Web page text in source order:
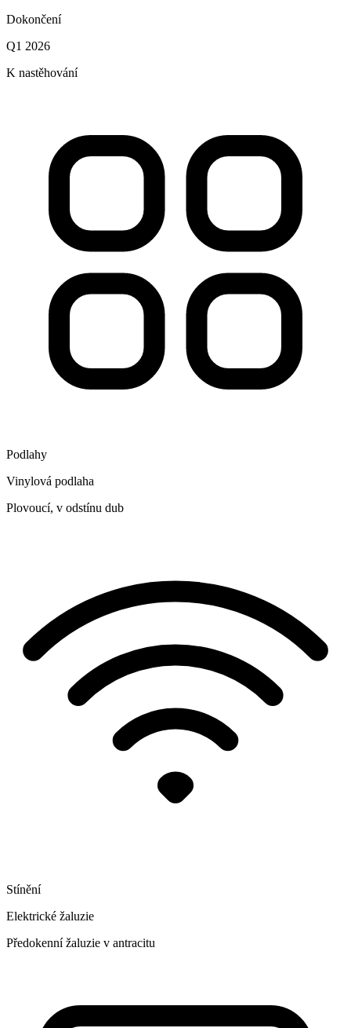
Dokončení
Q1 2026
K nastěhování
Podlahy
Vinylová podlaha
Plovoucí, v odstínu dub
Stínění
Elektrické žaluzie
Předokenní žaluzie v antracitu